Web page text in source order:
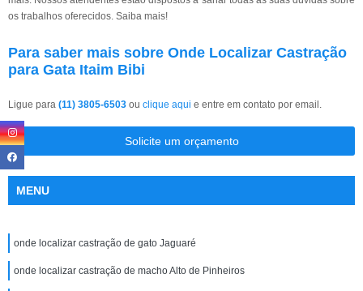
os trabalhos oferecidos. Saiba mais!
Para saber mais sobre Onde Localizar Castração
para Gata Itaim Bibi
Ligue para (11) 3805-6503 ou clique aqui e entre em contato por email.
Solicite um orçamento
MENU
onde localizar castração de gato Jaguaré
onde localizar castração de macho Alto de Pinheiros